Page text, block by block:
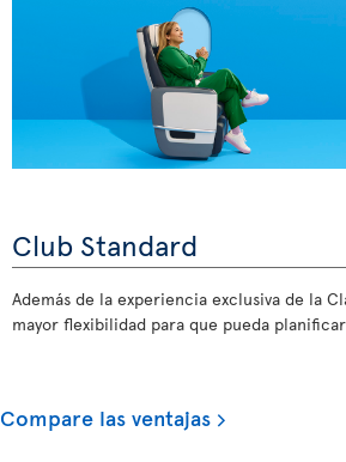
Club Standard
Además de la experiencia exclusiva de la
mayor flexibilidad para que pueda
Compare las ventajas